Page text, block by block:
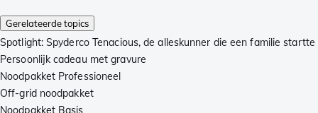
Gerelateerde topics
Spotlight: Spyderco Tenacious, de alleskunner die een familie startte
Persoonlijk cadeau met gravure
Noodpakket Professioneel
Off-grid noodpakket